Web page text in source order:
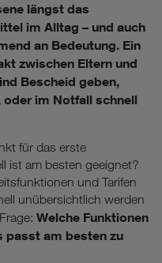
längst das
im Alltag – und auch
an Bedeutung. Ein
zwischen Eltern und
Bescheid geben,
oder im Notfall schnell
für das erste
ist am besten geeignet?
und Tarifen
unübersichtlich werden
Welche Funktionen
passt am besten zu